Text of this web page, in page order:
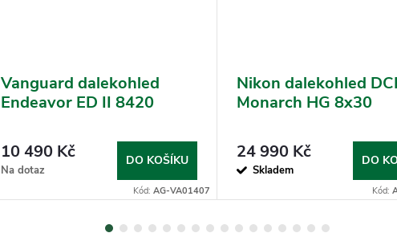
Vanguard dalekohled
Endeavor ED II 8420
10 490 Kč
Na dotaz
DO KOŠÍKU
Kód: AG-VA01407
Nikon dalekohled
Monarch HG 8x30
24 990 Kč
Skladem
DO
Kód: